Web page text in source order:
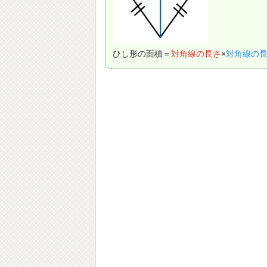
ひし形の面積＝対角線の長さ ×対角線の